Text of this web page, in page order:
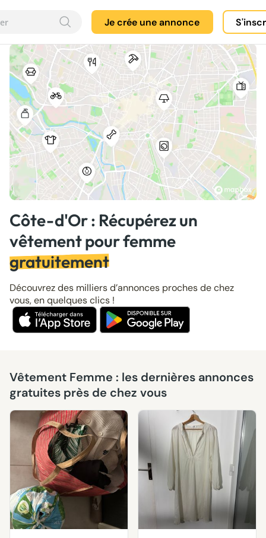
Je crée une annonce
Côte-d'Or : Récupérez un
vêtement pour femme
gratuitement
Découvrez des milliers d’annonces proches de chez
vous, en quelques clics !
Vêtement Femme : les dernières annonces
gratuites près de chez vous